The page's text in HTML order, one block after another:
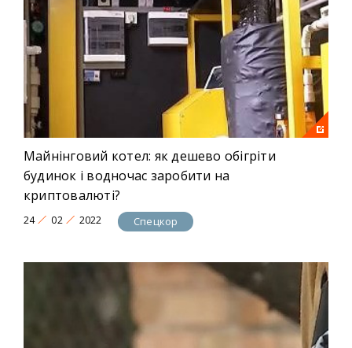
Майнінговий котел: як дешево обігріти
будинок і водночас заробити на
криптовалюті?
24 02 2022 Спецкор